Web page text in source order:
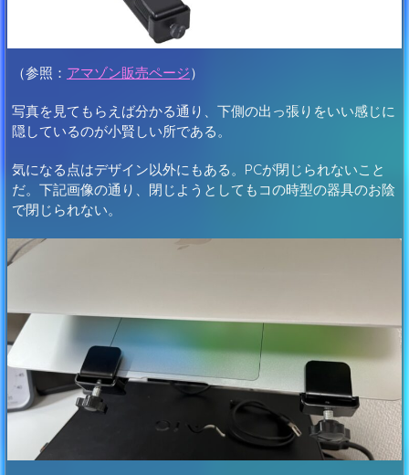
（参照： アマゾン販売ページ）
写真を見てもらえば分かる通り、下側の出っ張りをいい感じに
隠しているのが小賢しい所である。
気になる点はデザイン以外にもある。PCが閉じられないこと
だ。下記画像の通り、閉じようとしてもコの時型の器具のお陰
で閉じられない。